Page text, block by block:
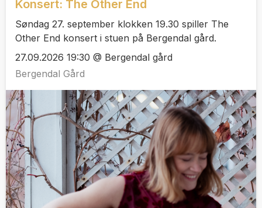
Konsert: The Other End
Søndag 27. september klokken 19.30 spiller The
Other End konsert i stuen på Bergendal gård.
27.09.2026 19:30 @ Bergendal gård
Bergendal Gård